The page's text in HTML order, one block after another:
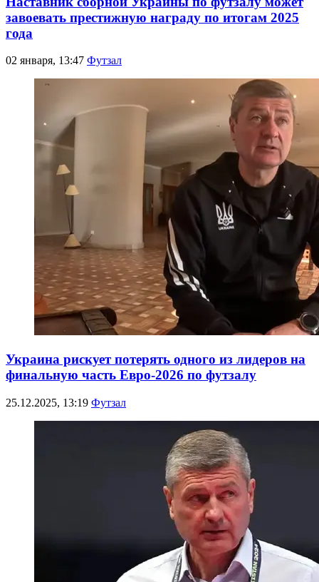
завоевать престижную награду по итогам 2025
года
02 января, 13:47 Футзал
Украина рискует потерять одного из лидеров на
финальную часть Евро-2026 по футзалу
25.12.2025, 13:19 Футзал